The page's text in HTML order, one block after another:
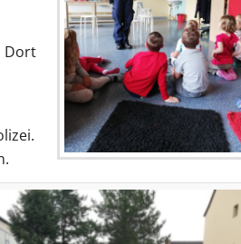
Dort